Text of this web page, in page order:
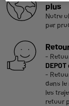
plus
Notre
par
-
-
dans
les
retour